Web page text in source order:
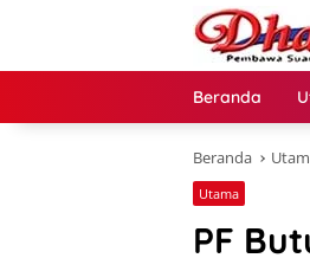
Beranda
Beranda
Utama
PF